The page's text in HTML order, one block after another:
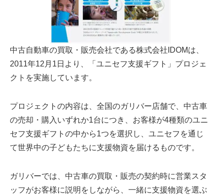
中古自動車の買取・販売会社である株式会社IDOMは、
2011年12月1日より、「ユニセフ支援ギフト」プロジェ
クトを実施しています。
プロジェクトの内容は、全国のガリバー店舗で、中古車
の売却・購入いずれか1台につき、お客様が4種類のユニ
セフ支援ギフトの中から1つを選択し、ユニセフを通じ
て世界中の子どもたちに支援物資を届けるものです。
ガリバーでは、中古車の買取・販売の契約時に営業スタ
ッフがお客様に説明をしながら、一緒に支援物資を選ぶ